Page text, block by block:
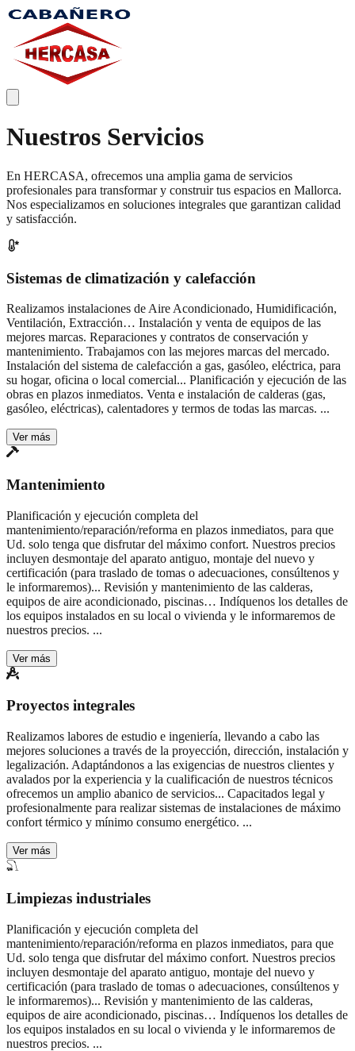
Nuestros Servicios
En HERCASA, ofrecemos una amplia gama de servicios
profesionales para transformar y construir tus espacios en Mallorca.
Nos especializamos en soluciones integrales que garantizan calidad
y satisfacción.
Sistemas de climatización y calefacción
Realizamos instalaciones de Aire Acondicionado, Humidificación,
Ventilación, Extracción… Instalación y venta de equipos de las
mejores marcas. Reparaciones y contratos de conservación y
mantenimiento. Trabajamos con las mejores marcas del mercado.
Instalación del sistema de calefacción a gas, gasóleo, eléctrica, para
su hogar, oficina o local comercial... Planificación y ejecución de las
obras en plazos inmediatos. Venta e instalación de calderas (gas,
gasóleo, eléctricas), calentadores y termos de todas las marcas. ...
Ver más
Mantenimiento
Planificación y ejecución completa del
mantenimiento/reparación/reforma en plazos inmediatos, para que
Ud. solo tenga que disfrutar del máximo confort. Nuestros precios
incluyen desmontaje del aparato antiguo, montaje del nuevo y
certificación (para traslado de tomas o adecuaciones, consúltenos y
le informaremos)... Revisión y mantenimiento de las calderas,
equipos de aire acondicionado, piscinas… Indíquenos los detalles de
los equipos instalados en su local o vivienda y le informaremos de
nuestros precios. ...
Ver más
Proyectos integrales
Realizamos labores de estudio e ingeniería, llevando a cabo las
mejores soluciones a través de la proyección, dirección, instalación y
legalización. Adaptándonos a las exigencias de nuestros clientes y
avalados por la experiencia y la cualificación de nuestros técnicos
ofrecemos un amplio abanico de servicios... Capacitados legal y
profesionalmente para realizar sistemas de instalaciones de máximo
confort térmico y mínimo consumo energético. ...
Ver más
Limpiezas industriales
Planificación y ejecución completa del
mantenimiento/reparación/reforma en plazos inmediatos, para que
Ud. solo tenga que disfrutar del máximo confort. Nuestros precios
incluyen desmontaje del aparato antiguo, montaje del nuevo y
certificación (para traslado de tomas o adecuaciones, consúltenos y
le informaremos)... Revisión y mantenimiento de las calderas,
equipos de aire acondicionado, piscinas… Indíquenos los detalles de
los equipos instalados en su local o vivienda y le informaremos de
nuestros precios. ...